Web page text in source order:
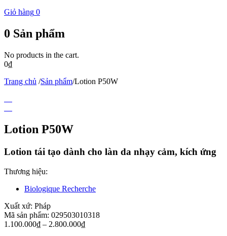
Giỏ hàng 0
0 Sản phẩm
No products in the cart.
0₫
Trang chủ /Sản phẩm/Lotion P50W
Lotion P50W
Lotion tái tạo dành cho làn da nhạy cảm, kích ứng
Thương hiệu:
Biologique Recherche
Xuất xứ: Pháp
Mã sản phẩm: 029503010318
1.100.000₫ – 2.800.000₫